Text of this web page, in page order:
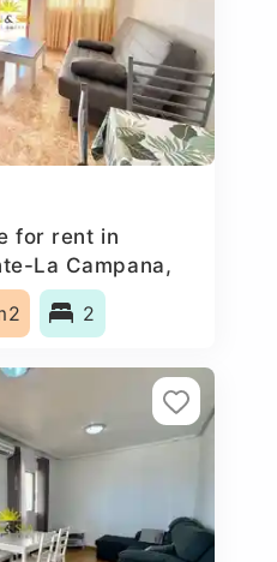
for rent in
La Campana,
2